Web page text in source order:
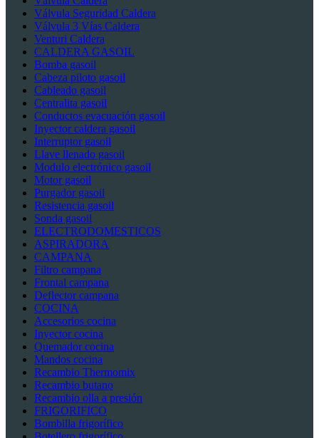
Válvula Seguridad Caldera
Válvula 3 Vías Caldera
Venturi Caldera
CALDERA GASOIL
Bomba gasoil
Cabeza piloto gasoil
Cableado gasoil
Centralita gasoil
Conductos evacuación gasoil
Inyector caldera gasoil
Interruptor gasoil
Llave llenado gasoil
Modulo electrónico gasoil
Motor gasoil
Purgador gasoil
Resistencia gasoil
Sonda gasoil
ELECTRODOMESTICOS
ASPIRADORA
CAMPANA
Filtro campana
Frontal campana
Deflector campana
COCINA
Accesorios cocina
Inyector cocina
Quemador cocina
Mandos cocina
Recambio Thermomix
Recambio butano
Recambio olla a presión
FRIGORIFICO
Bombilla frigorífico